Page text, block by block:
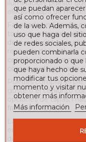
iluminación, puesto
elegís la tapa de
Fabricada en España
todos nuestros
de su vida útil, para
recogida de residuos.
contribuyes a
comercio de cercanía.
Puedes comprar el
guste o el conjunto
opciones de tapas,
francés de 20 mm.
La mesa se entrega
empresa de
que puedan
así como ofrecer
de la web. Además,
uso que haga del
de redes sociales,
pueden combinarla
proporcionado o que
que haya hecho de
modificar tus
momento y visitar
obtener más
Más información